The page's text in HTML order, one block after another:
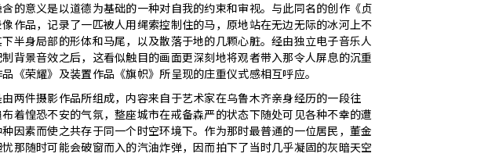
的意义是以道德为基础的一种对自我的约束和审视。与此同名的创作《贞
作品，记录了一匹被人用绳索控制住的马，原地站在无边无际的冰河上不
半身局部的形体和马尾，以及散落于地的几颗心脏。经由独立电子音乐人
背景音效之后，这看似触目的画面更深刻地将观者带入那令人屏息的沉重
《荣耀》及装置作品《旗帜》所呈现的庄重仪式感相互呼应。
两件摄影作品所组成，内容来自于艺术家在乌鲁木齐亲身经历的一段往
着惶恐不安的气氛，整座城市在戒备森严的状态下随处可见各种不幸的遭
因素而使之共存于同一个时空环境下。作为那时最普通的一位居民，董金
那随时可能会破窗而入的汽油炸弹，因而拍下了当时几乎凝固的灰暗天空